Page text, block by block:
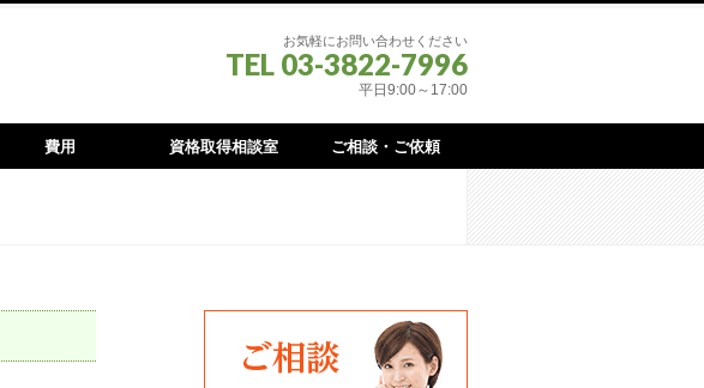
お気軽にお問い合わせください
TEL 03-3822-7996
平日9:00～17:00
費用 資格取得相談室 ご相談・ご依頼